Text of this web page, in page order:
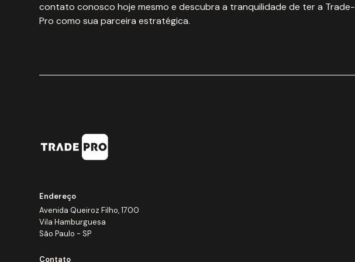
contato conosco hoje mesmo e descubra a tranquilidade de ter a Trade-
Pro como sua parceira estratégica.
Endereço
Avenida Queiroz Filho, 1700
Vila Hamburguesa
São Paulo - SP
Contato